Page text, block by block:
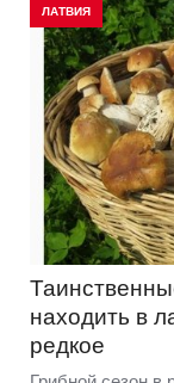
ЛАТВИЯ
находить в
редкое